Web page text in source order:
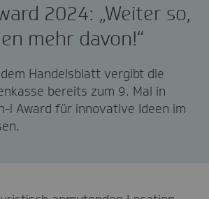
2024: „Weiter so,
mehr davon!“
Handelsblatt vergibt die
bereits zum 9. Mal in
i Award für innovative Ideen im